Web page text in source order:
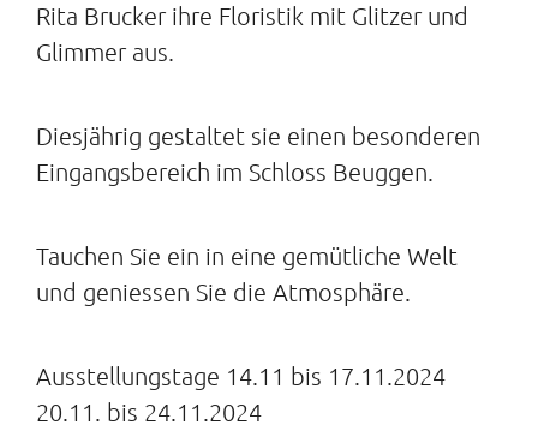
Rita Brucker ihre Floristik mit Glitzer und
Glimmer aus.
Diesjährig gestaltet sie einen besonderen
Eingangsbereich im Schloss Beuggen.
Tauchen Sie ein in eine gemütliche Welt
und geniessen Sie die Atmosphäre.
Ausstellungstage 14.11 bis 17.11.2024
20.11. bis 24.11.2024